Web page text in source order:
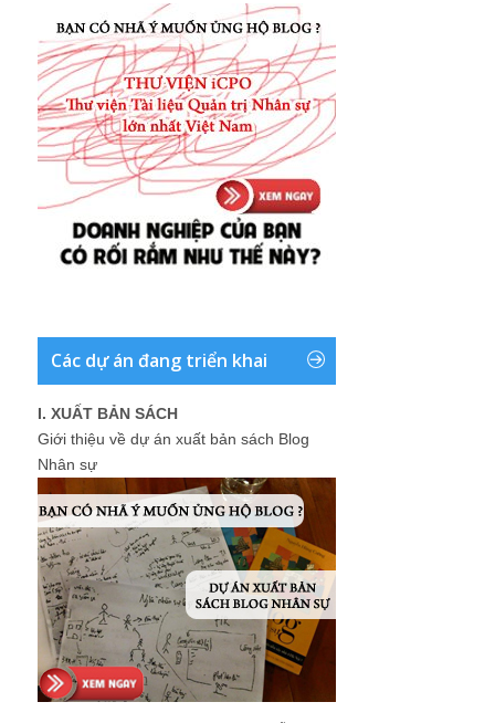
Các dự án đang triển khai
I. XUẤT BẢN SÁCH
Giới thiệu về dự án xuất bản sách Blog
Nhân sự